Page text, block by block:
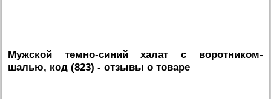
Мужской темно-синий халат с воротником-
шалью, код (823) - отзывы о товаре